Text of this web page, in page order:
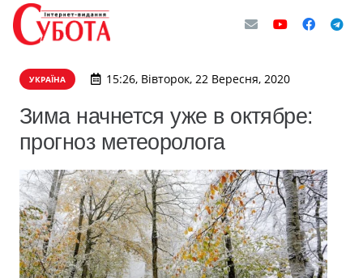
УКРАЇНА 15:26, Вівторок, 22 Вересня, 2020
Зима начнется уже в октябре:
прогноз метеоролога